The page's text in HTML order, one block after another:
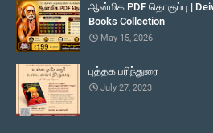
ஆன்மிக PDF தொகுப்பு |
Books Collection
May 15, 2026
புத்தக பரிந்துரை
July 27, 2023